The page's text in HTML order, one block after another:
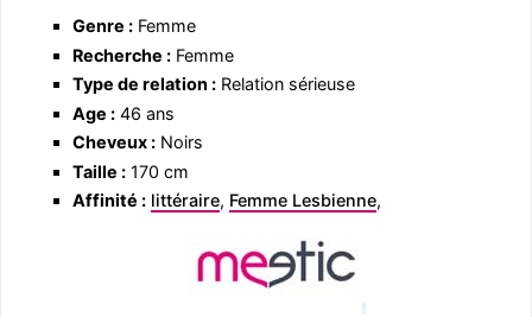
Genre :Femme
Recherche :Femme
Type de relation :Relation sérieuse
Age :46 ans
Cheveux :Noirs
Taille :170 cm
Affinité : littéraire, Femme Lesbienne,